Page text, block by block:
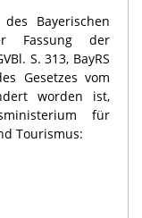
Bayerischen
Fassung der
S. 313, BayRS
Gesetzes vom
worden ist,
für
Tourismus: